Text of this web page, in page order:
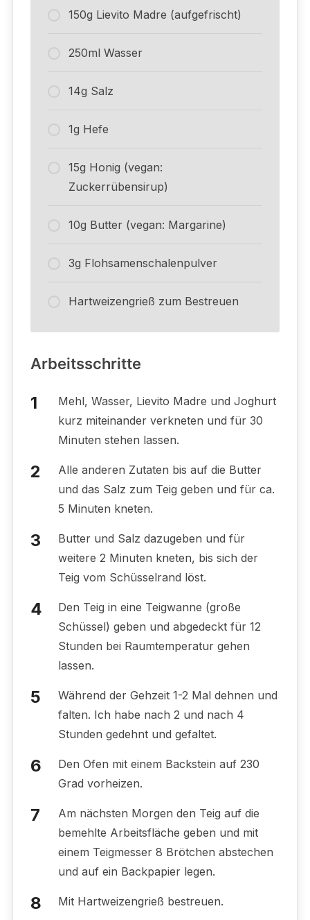
150g Lievito Madre (aufgefrischt)
250ml Wasser
14g Salz
1g Hefe
15g Honig (vegan:
Zuckerrübensirup)
10g Butter (vegan: Margarine)
3g Flohsamenschalenpulver
Hartweizengrieß zum Bestreuen
Arbeitsschritte
Mehl, Wasser, Lievito Madre und Joghurt
kurz miteinander verkneten und für 30
Minuten stehen lassen.
Alle anderen Zutaten bis auf die Butter
und das Salz zum Teig geben und für ca.
5 Minuten kneten.
Butter und Salz dazugeben und für
weitere 2 Minuten kneten, bis sich der
Teig vom Schüsselrand löst.
Den Teig in eine Teigwanne (große
Schüssel) geben und abgedeckt für 12
Stunden bei Raumtemperatur gehen
lassen.
Während der Gehzeit 1-2 Mal dehnen und
falten. Ich habe nach 2 und nach 4
Stunden gedehnt und gefaltet.
Den Ofen mit einem Backstein auf 230
Grad vorheizen.
Am nächsten Morgen den Teig auf die
bemehlte Arbeitsfläche geben und mit
einem Teigmesser 8 Brötchen abstechen
und auf ein Backpapier legen.
Mit Hartweizengrieß bestreuen.